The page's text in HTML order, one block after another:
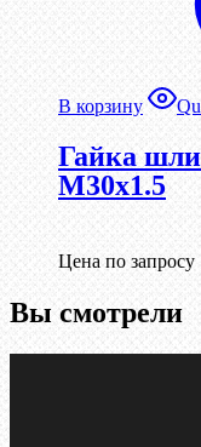
В корзину
Гайка
М30х1.5
Цена по запросу
Вы смотрели